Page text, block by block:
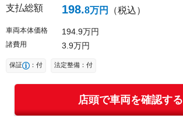
支払総額 198.8万円 （税込）
車両本体価格 194 9万円
諸費用 3 9万円
保証 ：付 法定整備：付
店頭で車両を確認する